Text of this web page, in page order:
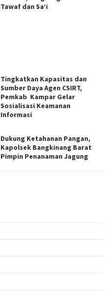
Tawaf dan Sa’i
Tingkatkan Kapasitas dan
Sumber Daya Agen CSIRT,
Pemkab Kampar Gelar
Sosialisasi Keamanan
Informasi
Dukung Ketahanan Pangan,
Kapolsek Bangkinang Barat
Pimpin Penanaman Jagung